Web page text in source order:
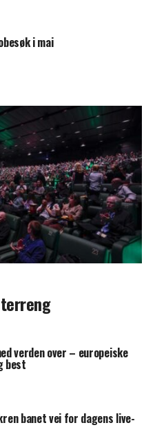
i mai
verden over – europeiske
best
banet vei for dagens live-